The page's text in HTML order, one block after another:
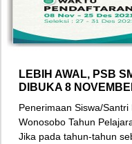
LEBIH AWAL, PSB
DIBUKA 8
Penerimaan Siswa/
Wonosobo Tahun
Jika pada tahun-tahun